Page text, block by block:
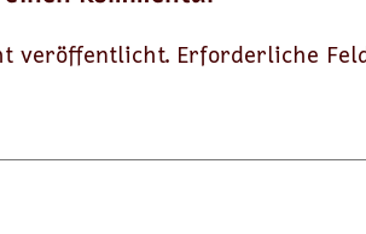
veröffentlicht. Erforderliche